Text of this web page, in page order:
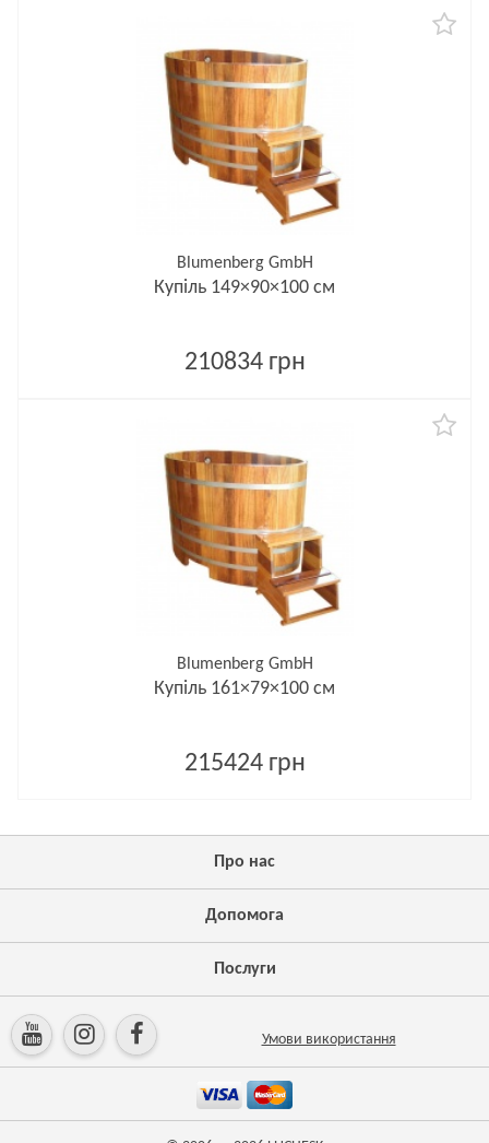
Blumenberg GmbH
Купіль 149×90×100 см
210834 грн
Blumenberg GmbH
Купіль 161×79×100 см
215424 грн
Про нас
Допомога
Послуги
Умови використання